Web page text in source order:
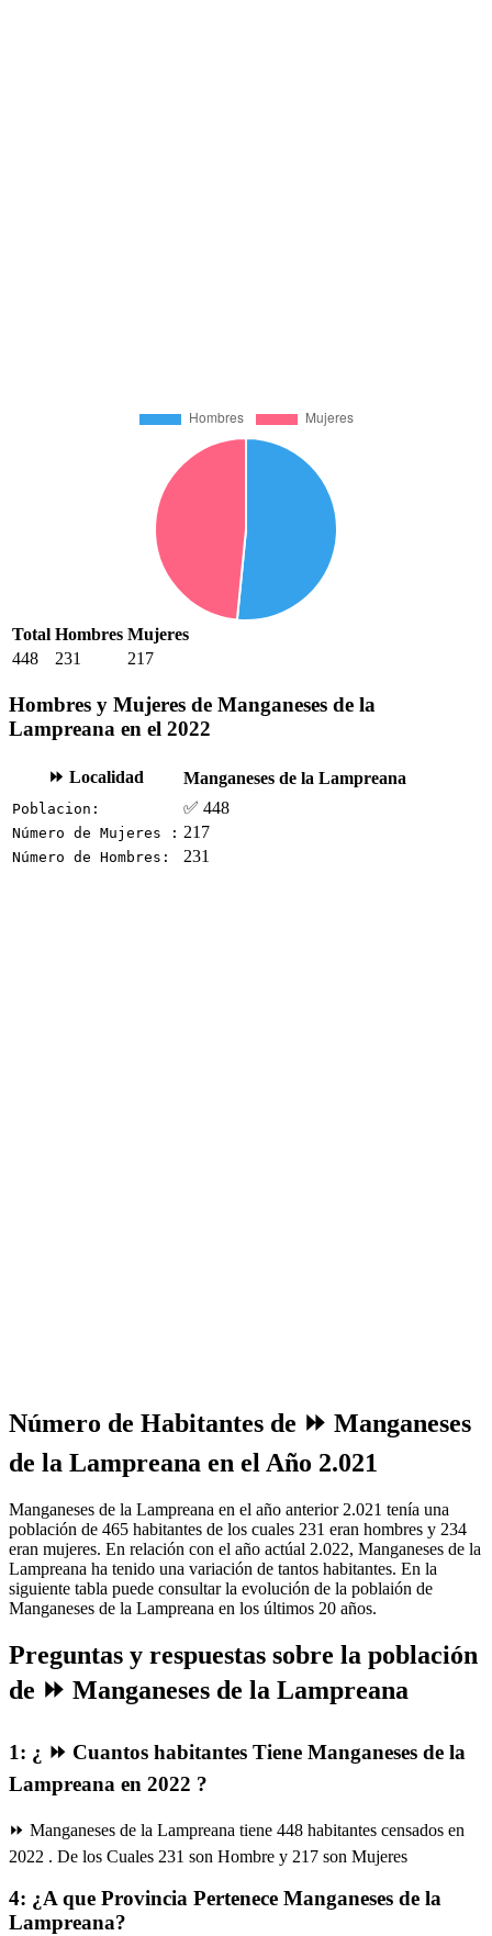
Total Hombres Mujeres
448
231 217
Hombres y Mujeres de Manganeses de la
Lampreana en el 2022
⏩ Localidad Manganeses de la Lampreana
Poblacion: ✅ 448
Número de Mujeres : 217
Número de Hombres: 231
Número de Habitantes de ⏩ Manganeses
de la Lampreana en el Año 2.021
Manganeses de la Lampreana en el año anterior 2.021 tenía una
población de 465 habitantes de los cuales 231 eran hombres y 234
eran mujeres. En relación con el año actúal 2.022, Manganeses de la
Lampreana ha tenido una variación de tantos habitantes. En la
siguiente tabla puede consultar la evolución de la poblaión de
Manganeses de la Lampreana en los últimos 20 años.
Preguntas y respuestas sobre la población
de ⏩ Manganeses de la Lampreana
1: ¿ ⏩ Cuantos habitantes Tiene Manganeses de la
Lampreana en 2022 ?
⏩ Manganeses de la Lampreana tiene 448 habitantes censados en
2022 . De los Cuales 231 son Hombre y 217 son Mujeres
4: ¿A que Provincia Pertenece Manganeses de la
Lampreana?